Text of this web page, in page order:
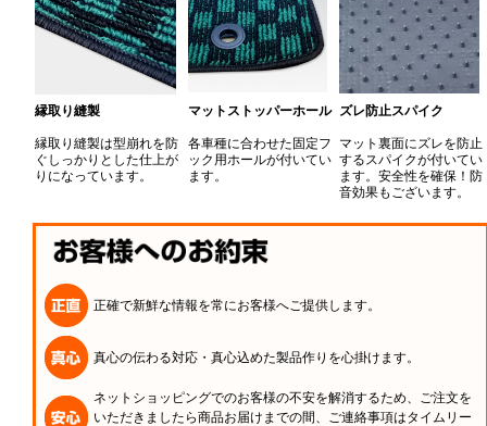
縁取り縫製
縁取り縫製は型崩れを防
ぐしっかりとした仕上が
りになっています。
マットストッパーホール
各車種に合わせた固定フ
ック用ホールが付いてい
ます。
ズレ防止スパイク
マット裏面にズレを防止
するスパイクが付いてい
ます。安全性を確保！防
音効果もございます。
正確で新鮮な情報を常にお客様へご提供します。
真心の伝わる対応・真心込めた製品作りを心掛けます。
ネットショッピングでのお客様の不安を解消するため、ご注文を
いただきましたら商品お届けまでの間、ご連絡事項はタイムリー